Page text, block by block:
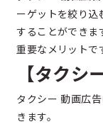
ーゲットを絞り込
することができま
重要なメリットで
【タクシ
タクシー 動画広
きます。